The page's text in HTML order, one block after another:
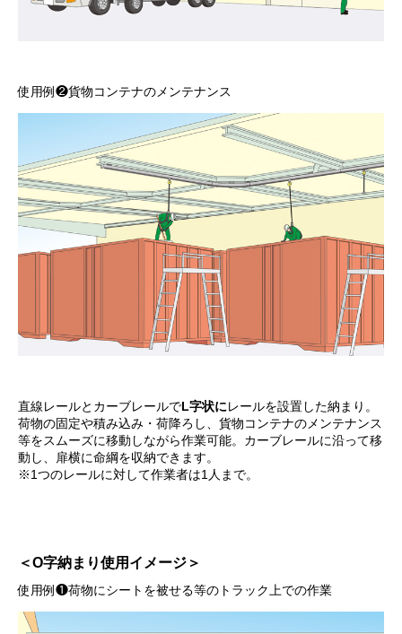
使用例❷貨物コンテナのメンテナンス
直線レールとカーブレールでL字状にレールを設置した納まり。
荷物の固定や積み込み・荷降ろし、貨物コンテナのメンテナンス
等をスムーズに移動しながら作業可能。カーブレールに沿って移
動し、扉横に命綱を収納できます。
※1つのレールに対して作業者は1人まで。
＜O字納まり使用イメージ＞
使用例❶荷物にシートを被せる等のトラック上での作業